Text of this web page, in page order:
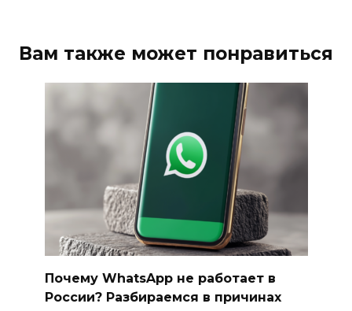
Вам также может понравиться
Почему WhatsApp не работает в
России? Разбираемся в причинах